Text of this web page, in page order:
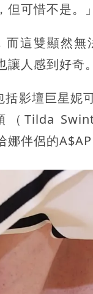
可惜不是。」
這雙顯然
人感到好奇。
影壇巨星
Tilda
伴侶的A$AP